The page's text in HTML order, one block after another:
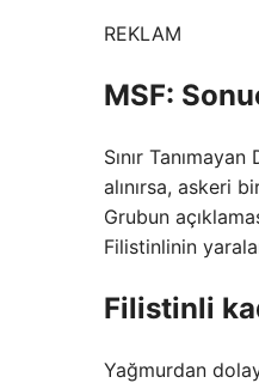
REKLAM
MSF:
Sınır
alınırsa, askeri
Grubun
Filistinlinin
Filistinli
Yağmurdan